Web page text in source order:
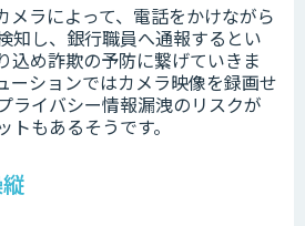
メラによって、電話をかけながら
知し、銀行職員へ通報するとい
込め詐欺の予防に繋げていきま
ーションではカメラ映像を録画せ
ライバシー情報漏洩のリスクが
もあるそうです。